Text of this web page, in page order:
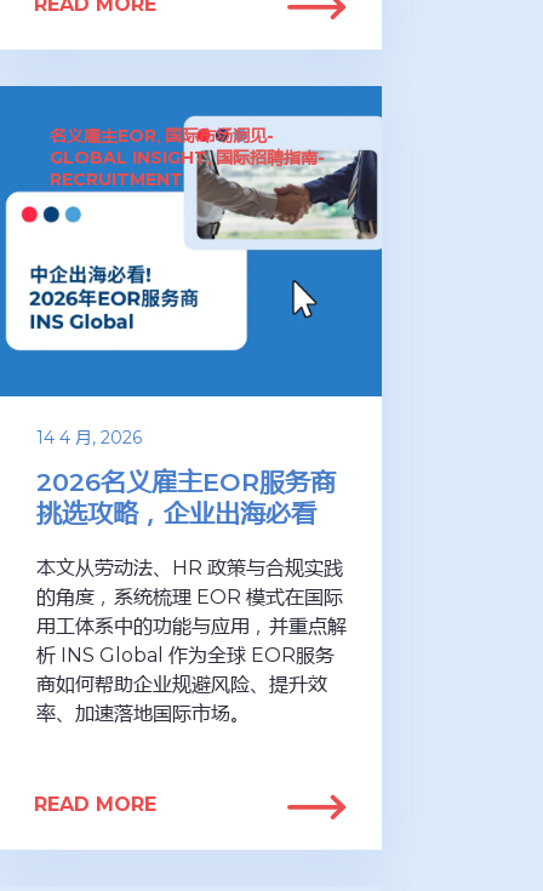
名义雇主EOR, 国际市场洞见-
GLOBAL INSIGHT,国际招聘指南-
RECRUITMENT
14 4 月, 2026
2026名义雇主EOR服务商
挑选攻略，企业出海必看
本文从劳动法、HR 政策与合规实践
的角度，系统梳理 EOR 模式在国际
用工体系中的功能与应用，并重点解
析 INS Global 作为全球 EOR服务
商如何帮助企业规避风险、提升效
率、加速落地国际市场。
READ MORE